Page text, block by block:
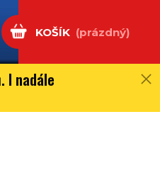
KOŠÍK (prázdný)
I nadále